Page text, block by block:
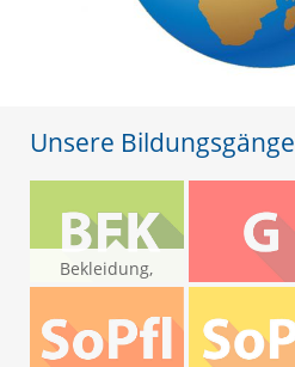
Unsere Bildungsgänge
Bekleidung,
Floristik,
Körperpflege